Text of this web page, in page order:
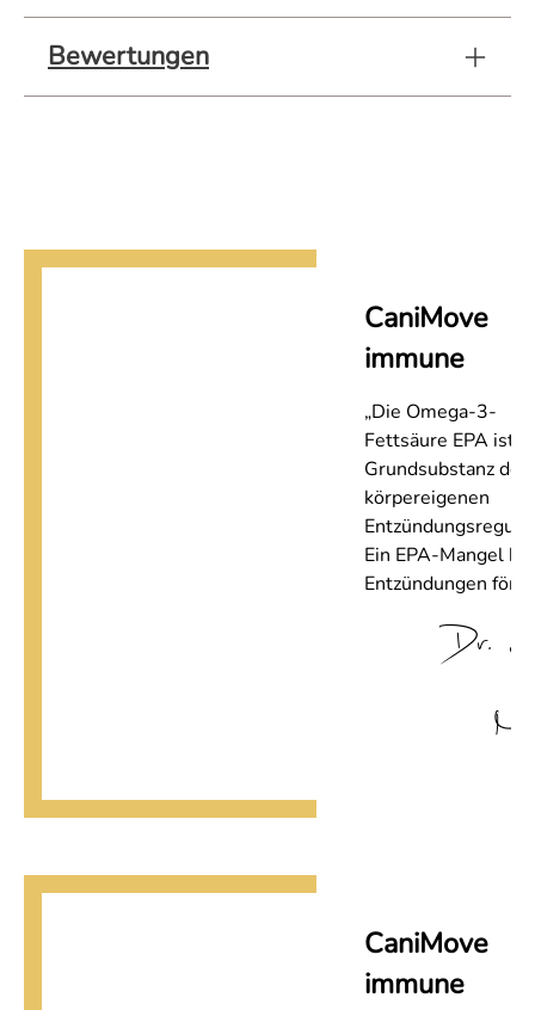
Bewertungen
CaniMove
immune
„Die Omega-3-
Fettsäure EPA ist
Grundsubstanz der
körpereigenen
Ein EPA-Mangel
Entzündungen
Dr.
CaniMove
immune